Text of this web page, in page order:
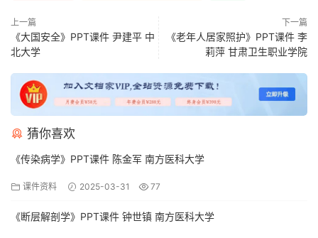
上一篇
《大国安全》PPT课件 尹建平 中
北大学
下一篇
《老年人居家照护》PPT课件 李
莉萍 甘肃卫生职业学院
猜你喜欢
《传染病学》PPT课件 陈金军 南方医科大学
课件资料 2025-03-31 77
《断层解剖学》PPT课件 钟世镇 南方医科大学